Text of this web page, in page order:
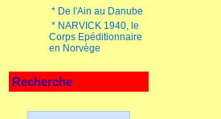
* De l'Ain au Danube
* NARVICK 1940, le
Corps Epéditionnaire
en Norvège
Recherche